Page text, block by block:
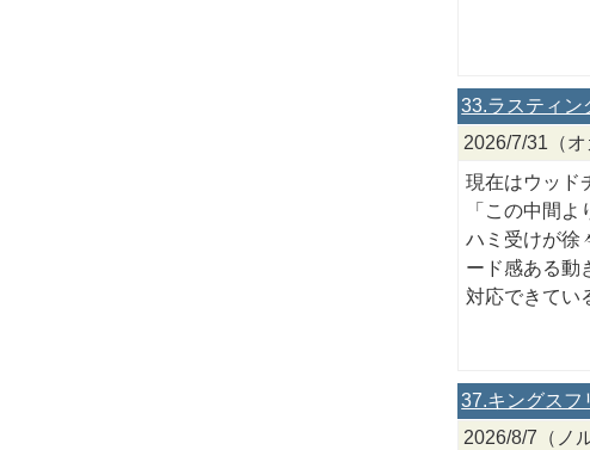
33.ラスティン
2026/7/31（
現在はウッド
「この中間
ハミ受けが徐
ード感ある動
対応できてい
37.キングス
2026/8/7（ノ